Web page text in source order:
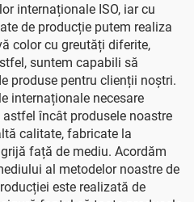
internaționale ISO, iar cu
de producție putem realiza
color cu greutăți diferite,
suntem capabili să
produse pentru clienții noștri.
internaționale necesare
încât produsele noastre
calitate, fabricate la
față de mediu. Acordăm
al metodelor noastre de
este realizată de